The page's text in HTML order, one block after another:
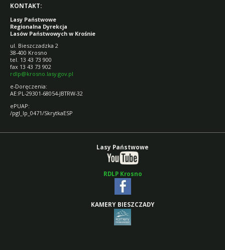
KONTAKT:
Lasy Państwowe
Regionalna Dyrekcja
Lasów Państwowych w Krośnie
ul. Bieszczadzka 2
38-400 Krosno
tel. 13 43 73 900
fax 13 43 73 902
rdlp@krosno.lasy.gov.pl
e-Doręczenia:
AE:PL-29301-68054-JBTRW-32
ePUAP:
/pgl_lp_0471/SkrytkaESP
Lasy Państwowe
RDLP Krosno
KAMERY BIESZCZADY